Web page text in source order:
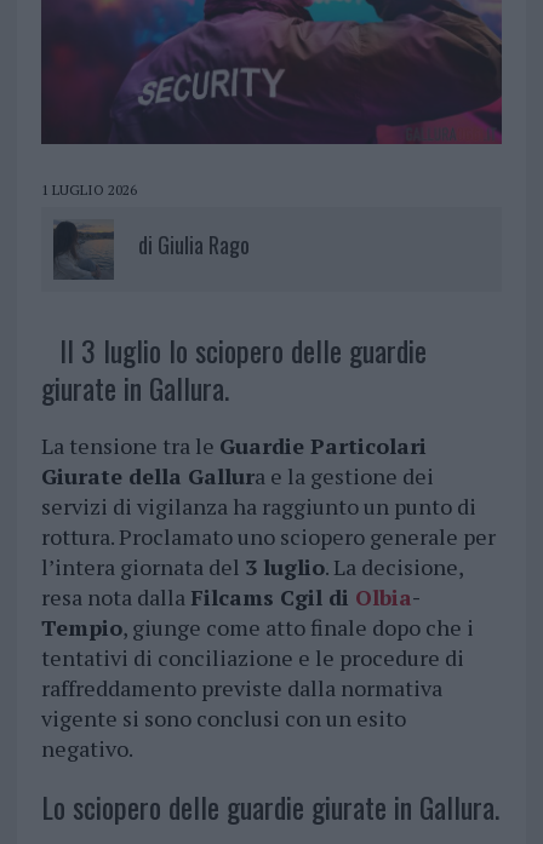
1 LUGLIO 2026
di Giulia Rago
Il 3 luglio lo sciopero delle guardie
giurate in Gallura.
La tensione tra le Guardie Particolari
Giurate della Gallura e la gestione dei
servizi di vigilanza ha raggiunto un punto di
rottura. Proclamato uno sciopero generale per
l’intera giornata del 3 luglio. La decisione,
resa nota dalla Filcams Cgil di Olbia-
Tempio, giunge come atto finale dopo che i
tentativi di conciliazione e le procedure di
raffreddamento previste dalla normativa
vigente si sono conclusi con un esito
negativo.
Lo sciopero delle guardie giurate in Gallura.